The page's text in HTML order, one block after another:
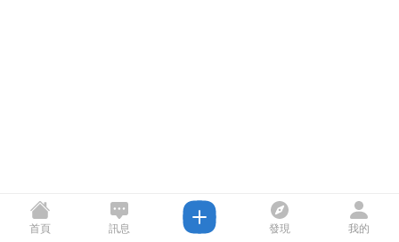
首頁 訊息 發現 我的